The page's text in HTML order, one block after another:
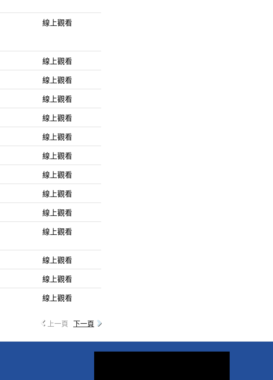
線上觀看
線上觀看
線上觀看
線上觀看
線上觀看
線上觀看
線上觀看
線上觀看
線上觀看
線上觀看
線上觀看
線上觀看
線上觀看
線上觀看
上一頁 下一頁